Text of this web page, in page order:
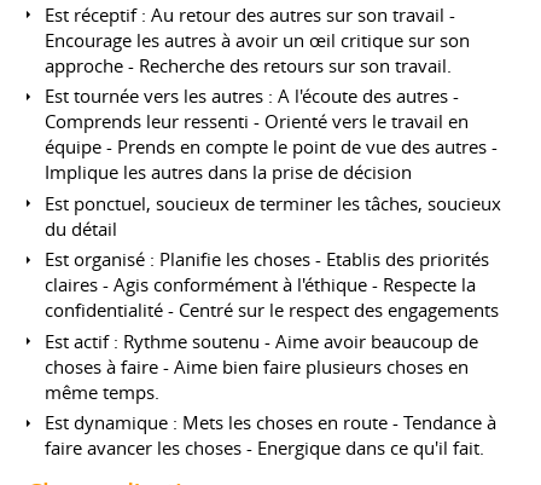
Est réceptif : Au retour des autres sur son travail -
Encourage les autres à avoir un œil critique sur son
approche - Recherche des retours sur son travail.
Est tournée vers les autres : A l'écoute des autres -
Comprends leur ressenti - Orienté vers le travail en
équipe - Prends en compte le point de vue des autres -
Implique les autres dans la prise de décision
Est ponctuel, soucieux de terminer les tâches, soucieux
du détail
Est organisé : Planifie les choses - Etablis des priorités
claires - Agis conformément à l'éthique - Respecte la
confidentialité - Centré sur le respect des engagements
Est actif : Rythme soutenu - Aime avoir beaucoup de
choses à faire - Aime bien faire plusieurs choses en
même temps.
Est dynamique : Mets les choses en route - Tendance à
faire avancer les choses - Energique dans ce qu'il fait.